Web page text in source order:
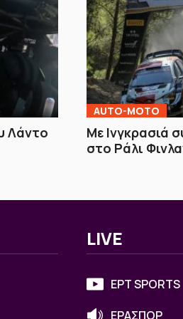
Λάντο
AUTO-MOTO
Με Ινγκρασιά
στο Ράλι
LIVE
ΕΡΤ SPORTS
ΕΡΑΣΠΟΡ